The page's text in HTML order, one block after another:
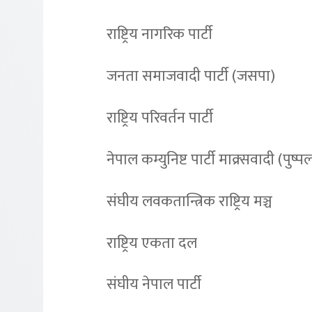
राष्ट्रिय नागरिक पार्टी
जनता समाजवादी पार्टी (जसपा)
राष्ट्रिय परिवर्तन पार्टी
नेपाल कम्युनिष्ट पार्टी माक्र्सवादी
संघीय लवकतान्त्रिक राष्ट्रिय मञ्च
राष्ट्रिय एकता दल
संघीय नेपाल पार्टी